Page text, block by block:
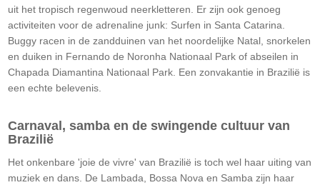
uit het tropisch regenwoud neerkletteren. Er zijn ook genoeg
activiteiten voor de adrenaline junk: Surfen in Santa Catarina.
Buggy racen in de zandduinen van het noordelijke Natal, snorkelen
en duiken in Fernando de Noronha Nationaal Park of abseilen in
Chapada Diamantina Nationaal Park. Een zonvakantie in Brazilië is
een echte belevenis.
Carnaval, samba en de swingende cultuur van
Brazilië
Het onkenbare 'joie de vivre' van Brazilië is toch wel haar uiting van
muziek en dans. De Lambada, Bossa Nova en Samba zijn haar